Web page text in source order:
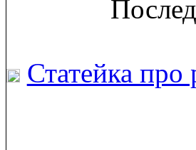
Статейка про